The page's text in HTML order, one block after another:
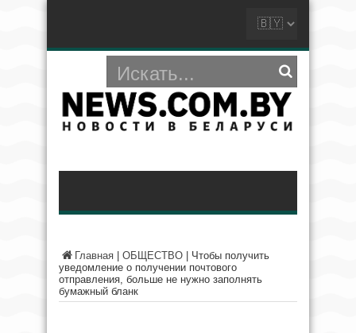
Главная ОБЩЕСТВО
Чтобы получить
уведомление о получении почтового
отправления, больше не нужно заполнять
бумажный бланк